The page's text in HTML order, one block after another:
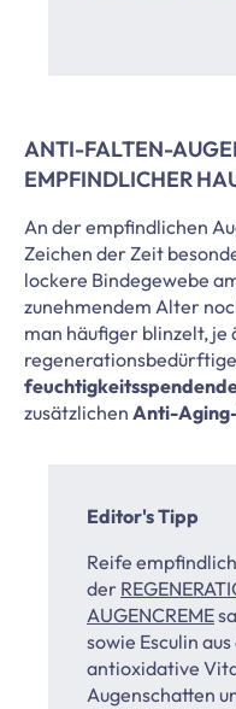
ANTI-FALTEN-
EMPFINDLICHER
An der empfindlichen
Zeichen der Zeit
lockere Bindegewebe
zunehmendem Alter
man häufiger blinzelt,
zusätzlichen Anti-
Editor's Tipp
Reife
der
AUGENCREME
sowie Esculin
antioxidative
Augenschatten